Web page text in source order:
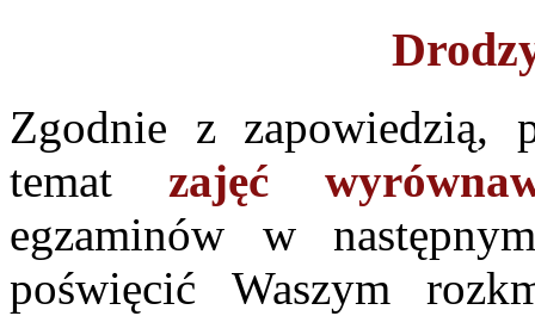
Zgodnie z zapowiedzią,
temat zajęć
egzaminów w
poświęcić Waszym